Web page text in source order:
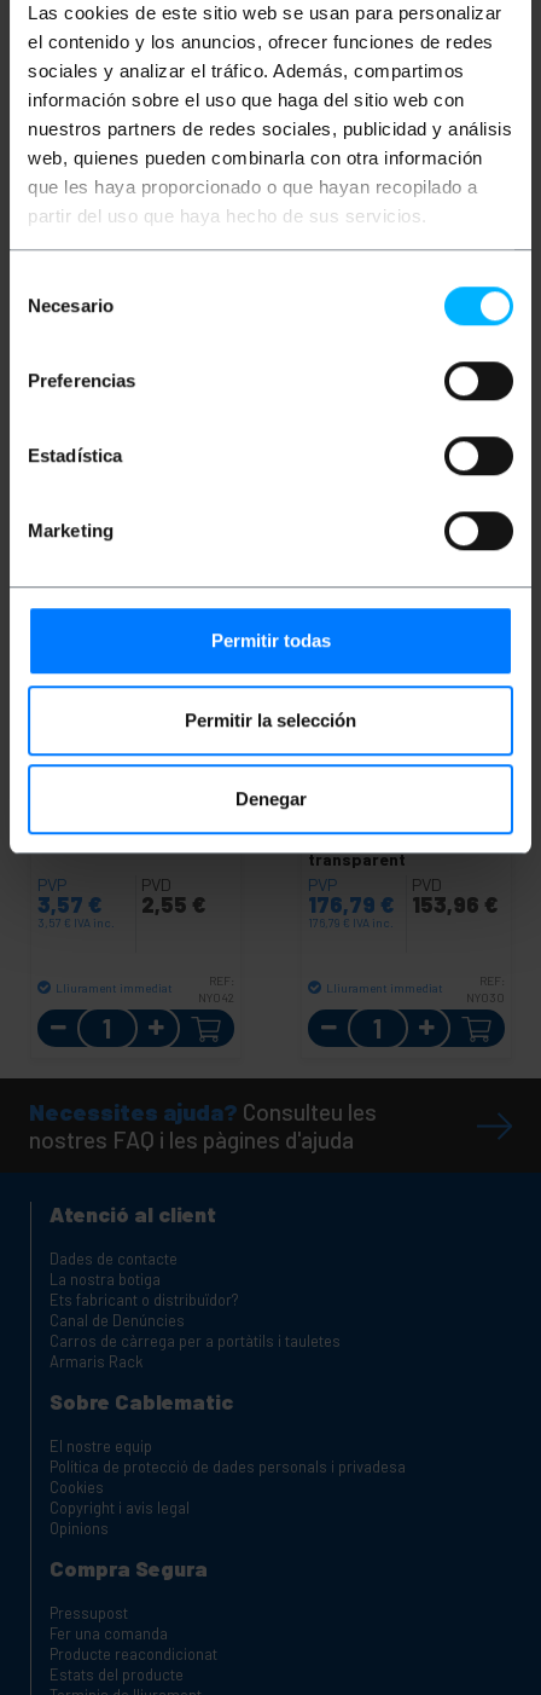
Las cookies de este sitio web se usan para personalizar
el contenido y los anuncios, ofrecer funciones de redes
sociales y analizar el tráfico. Además, compartimos
información sobre el uso que haga del sitio web con
nuestros partners de redes sociales, publicidad y análisis
web, quienes pueden combinarla con otra información
que les haya proporcionado o que hayan recopilado a
partir del uso que haya hecho de sus servicios.
Necesario
Preferencias
Estadística
Marketing
Permitir todas
Permitir la selección
Denegar
BEMATIKTensor de
rosca 10 mm
9,95€IVA inc.
Lliurament immediat
BEMATIKTensor de
forquilla a forquilla de
4,74€
REF:
NY046
Quantitat
8 mm
PVP
3,57 €
3,57 € IVA inc.
PVD
2,55 €
Lliurament immediat
REF:
NY042
Quantitat
Recobert de plàstic
transparent
PVP
176,79 €
176,79 € IVA inc.
PVD
153,96 €
Lliurament immediat
REF:
NY030
Quantitat
Necessites ajuda? Consulteu les
nostres FAQ i les pàgines d'ajuda
Atenció al client
Dades de contacte
La nostra botiga
Ets fabricant o distribuïdor?
Canal de Denúncies
Carros de càrrega per a portàtils i tauletes
Armaris Rack
Sobre Cablematic
El nostre equip
Política de protecció de dades personals i privadesa
Cookies
Copyright i avis legal
Opinions
Compra Segura
Pressupost
Fer una comanda
Producte reacondicionat
Estats del producte